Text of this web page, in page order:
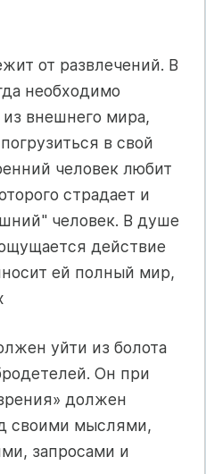
от развлечений. В
необходимо
внешнего мира,
в свой
человек любит
страдает и
человек. В душе
действие
ей полный мир,
уйти из болота
Он при
должен
своими мыслями,
запросами и